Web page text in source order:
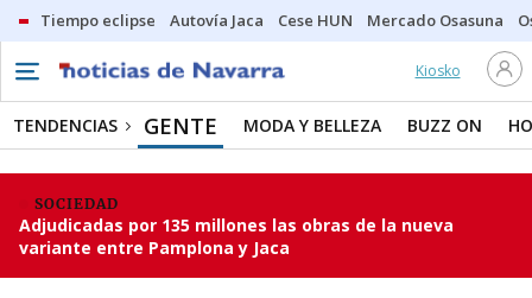
Tiempo eclipse Autovía Jaca Cese HUN Mercado Osasuna
Kiosko
TENDENCIAS GENTE MODA Y BELLEZA BUZZ ON
SOCIEDAD
Adjudicadas por 135 millones las obras de la nueva
variante entre Pamplona y Jaca